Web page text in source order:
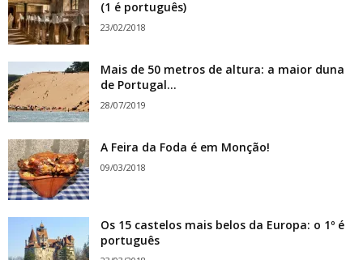
(1 é português)
23/02/2018
Mais de 50 metros de altura: a maior duna
de Portugal...
28/07/2019
A Feira da Foda é em Monção!
09/03/2018
Os 15 castelos mais belos da Europa: o 1º é
português